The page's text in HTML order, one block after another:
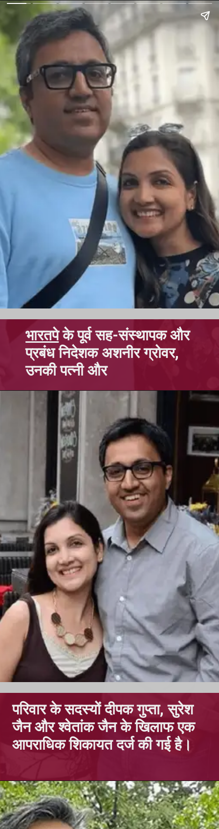
भारतपेके पूर्व सह-संस्थापक और
प्रबंध निदेशक अशनीर ग्रोवर,
उनकी पत्नी और
परिवार के सदस्यों दीपक गुप्ता, सुरेश
जैन और श्वेतांक जैन के खिलाफ एक
आपराधिक शिकायत दर्ज की गई है।